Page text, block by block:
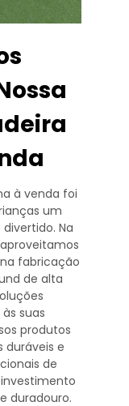
à venda foi
um
Na
aproveitamos
fabricação
de alta
suas
produtos
duráveis e
de
duradouro.